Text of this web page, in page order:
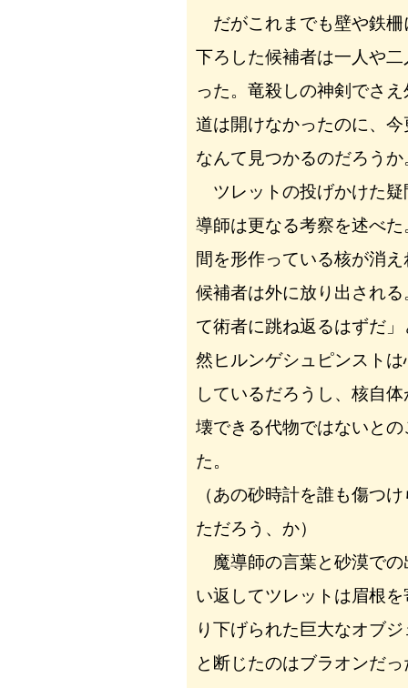
だがこれまでも壁や鉄柵
下ろした候補者は一人や
った。竜殺しの神剣でさ
道は開けなかったのに、
なんて見つかるのだろうか
ツレットの投げかけた疑
導師は更なる考察を述べ
間を形作っている核が消
候補者は外に放り出され
て術者に跳ね返るはずだ
然ヒルンゲシュピンスト
しているだろうし、核自
壊できる代物ではないと
た。
（あの砂時計を誰も傷つ
ただろう、か）
魔導師の言葉と砂漠での
い返してツレットは眉根
り下げられた巨大なオブ
と断じたのはブラオンだ